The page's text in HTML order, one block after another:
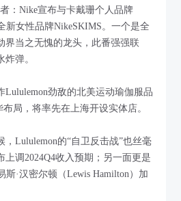
：Nike宣布与卡戴珊个人品牌
新女性品牌NikeSKIMS。一个是全
界当之无愧的龙头，此番强强联
弹。
Lululemon劲敌的北美运动瑜伽服品
局，将率先在上海开设实体店。
，Lululemon的“自卫反击战”也丝毫
上调2024Q4收入预期；另一面更是
斯·汉密尔顿（Lewis Hamilton）加